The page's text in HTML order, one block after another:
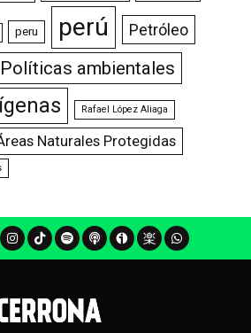
peru perú Petróleo
Políticas ambientales
Rafael López Aliaga
Naturales Protegidas